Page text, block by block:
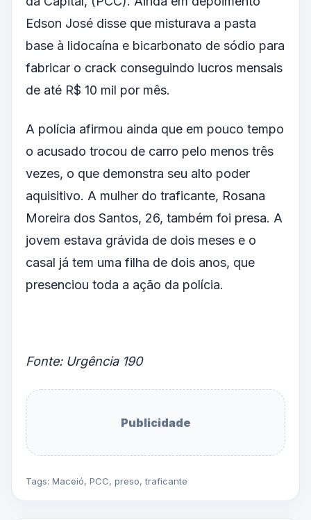
Edson José disse que misturava a pasta
base à lidocaína e bicarbonato de sódio para
fabricar o crack conseguindo lucros mensais
de até R$ 10 mil por mês.
A polícia afirmou ainda que em pouco tempo
o acusado trocou de carro pelo menos três
vezes, o que demonstra seu alto poder
aquisitivo. A mulher do traficante, Rosana
Moreira dos Santos, 26, também foi presa. A
jovem estava grávida de dois meses e o
casal já tem uma filha de dois anos, que
presenciou toda a ação da polícia.
Fonte: Urgência 190
Publicidade
Tags: Maceió, PCC, preso,traficante